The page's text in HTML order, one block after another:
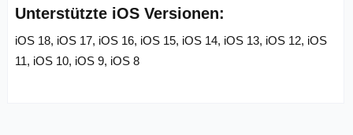
Unterstützte iOS Versionen:
iOS 18, iOS 17, iOS 16, iOS 15, iOS 14, iOS 13, iOS 12, iOS
11, iOS 10, iOS 9, iOS 8